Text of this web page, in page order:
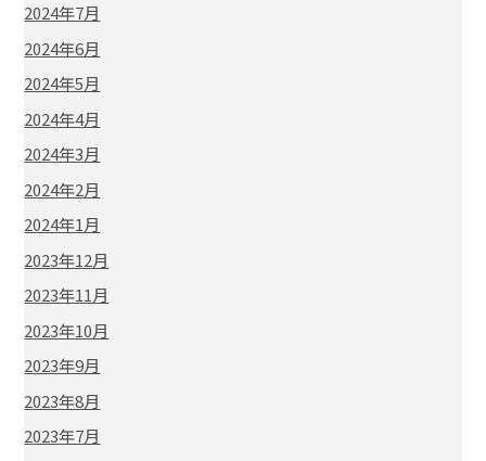
2024年7月
2024年6月
2024年5月
2024年4月
2024年3月
2024年2月
2024年1月
2023年12月
2023年11月
2023年10月
2023年9月
2023年8月
2023年7月